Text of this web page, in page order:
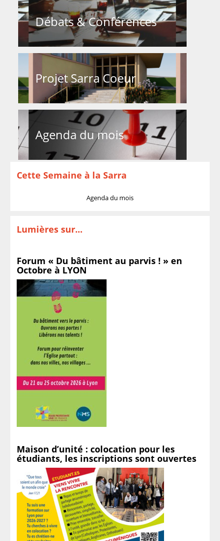
Débats & Conférences
Projet Sarra Coeur
Agenda du mois
Cette Semaine à la Sarra
Agenda du mois
Lumières sur...
Forum « Du bâtiment au parvis ! » en
Octobre à LYON
Maison d’unité : colocation pour les
étudiants, les inscriptions sont ouvertes